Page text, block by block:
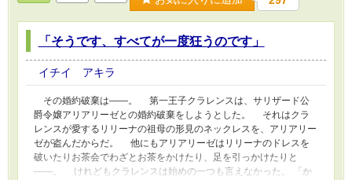
「そうです、すべてが一度狂うのです」
イチイ アキラ
その婚約破棄は――。 第一王子クラレンスは、サリザード公
爵令嬢アリアリーゼとの婚約破棄をしようとした。 それはクラ
レンスが愛するリリーナの祖母の形見のネックレスを、アリアリー
ゼが盗んだからだ。 他にもアリアリーゼはリリーナのドレスを
破いたりお茶会でわざとお茶をかけたり、足を引っかけたりと
――。 けれどもクラレンスは始めの一つも言えなかった。 「か